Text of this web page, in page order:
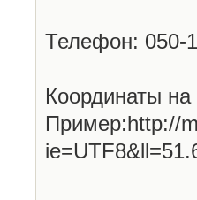
Телефон: 050-
Координаты на
Пример:http://